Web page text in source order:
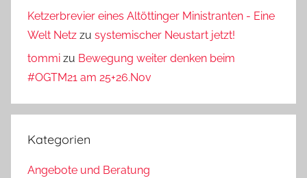
Ketzerbrevier eines Altöttinger Ministranten - Eine
Welt Netz zu systemischer Neustart jetzt!
tommi zu Bewegung weiter denken beim
#OGTM21 am 25+26.Nov
Kategorien
Angebote und Beratung